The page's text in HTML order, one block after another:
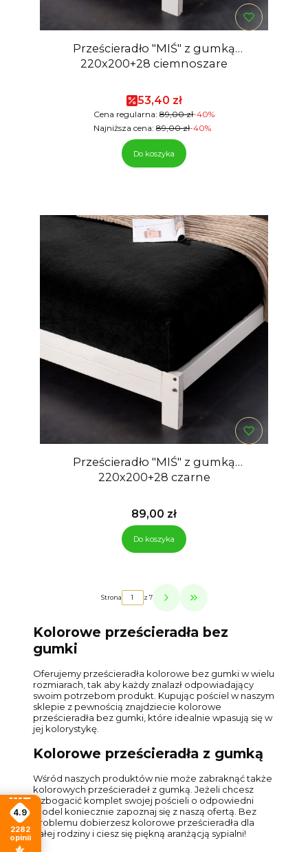
Prześcieradło "MIŚ" z gumką
220x200+28 ciemnoszare
Cena promocyjna
53,40 zł
Cena regularna: 89,00 zł-40%
Najniższa cena: 89,00 zł-40%
Do koszyka
Prześcieradło "MIŚ" z gumką
220x200+28 czarne
Cena
89,00 zł
Do koszyka
Strona z 7
Przejdź do ostatniej strony z
Kolorowe prześcieradła bez
gumki
Oferujemy prześcieradła kolorowe bez gumki w wielu
rozmiarach, tak aby każdy znalazł odpowiadający
swoim potrzebom produkt. Kupując pościel w naszym
sklepie z pewnością znajdziecie kolorowe
prześcieradła bez gumki, które idealnie wpasują się w
jej kolorystykę.
Kolorowe prześcieradła z gumką
Wśród naszych produktów nie może zabraknąć także
kolorowych prześcieradeł z gumką. Jeżeli chcesz
wzbogacić komplet swojej pościeli o odpowiedni
model koniecznie zapoznaj się z naszą ofertą. Bez
problemu dobierzesz kolorowe prześcieradła dla
całej rodziny i ciesz się piękną aranżącją sypialni!
4.9
2282
opinii